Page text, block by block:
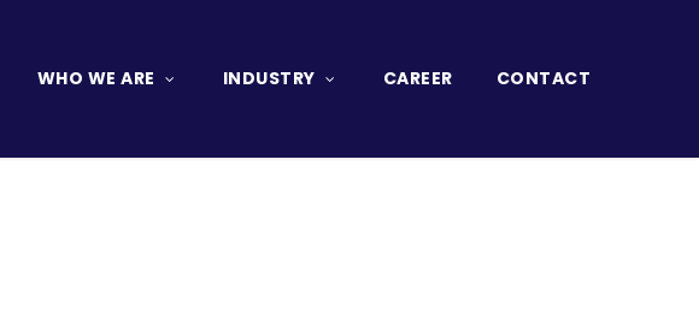
WHO WE ARE INDUSTRY CAREER CONTACT